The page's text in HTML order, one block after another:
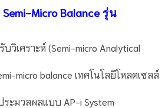
Micro Balance รุ่น
วิเคราะห์ (Semi-micro Analytical
micro balance เทคโนโลยีโหลดเซลล์
ะมวลผลแบบ AP-i System